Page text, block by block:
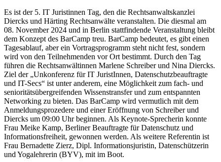
Es ist der 5. IT Juristinnen Tag, den die Rechtsanwaltskanzlei
Diercks und Härting Rechtsanwälte veranstalten. Die diesmal am
08. November 2024 und in Berlin stattfindende Veranstaltung bleibt
dem Konzept des BarCamp treu. BarCamp bedeutet, es gibt einen
Tagesablauf, aber ein Vortragsprogramm steht nicht fest, sondern
wird von den Teilnehmenden vor Ort bestimmt. Durch den Tag
führen die Rechtsanwältinnen Marlene Schreiber und Nina Diercks.
Ziel der „Unkonferenz für IT JuristInnen, Datenschutzbeauftragte
und IT-Secs“ ist unter anderem, eine Möglichkeit zum fach- und
senioritätsübergreifenden Wissenstransfer und zum entspannten
Networking zu bieten. Das BarCamp wird vermutlich mit dem
Anmeldungsprozedere und einer Eröffnung von Schreiber und
Diercks um 09:00 Uhr beginnen. Als Keynote-Sprecherin konnte
Frau Meike Kamp, Berliner Beauftragte für Datenschutz und
Informationsfreiheit, gewonnen werden. Als weitere Referentin ist
Frau Bernadette Zierz, Dipl. Informationsjuristin, Datenschützerin
und Yogalehrerin (BYV), mit im Boot.